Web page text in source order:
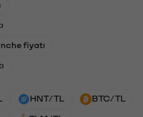
fiyatı
HNT/TL BTC/TL